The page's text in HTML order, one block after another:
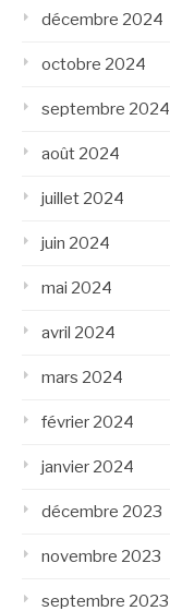
décembre 2024
octobre 2024
septembre 2024
août 2024
juillet 2024
juin 2024
mai 2024
avril 2024
mars 2024
février 2024
janvier 2024
décembre 2023
novembre 2023
septembre 2023